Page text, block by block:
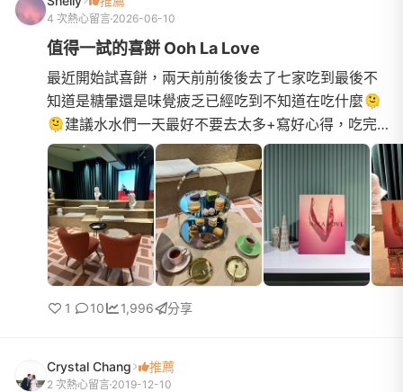
4 次熱心留言 2026-06-10
值得一試的喜餅 Ooh La Love
最近開始試喜餅，兩天前前後後去了七家吃到最後不
知道是糖暈還是味覺疲乏已經吃到不知道在吃什麼🫠
🫠建議水水們一天最好不要去太多+寫好心得，吃完
就忘光了第一間是去Ooh La Love也是我們唯一還有
印象的一間他們的店裝...
1 10 1,996 分享
Crystal Chang 推薦
2 次熱心留言 2019-12-10